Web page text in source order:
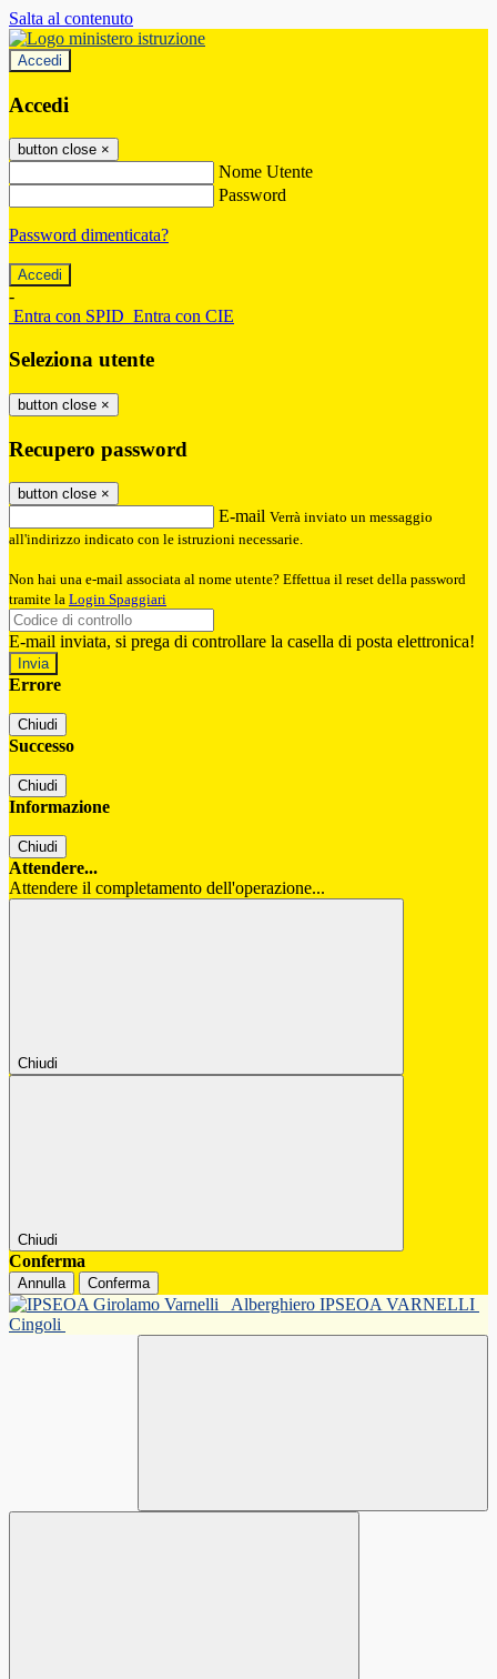
Salta al contenuto
Accedi
Accedi
button close ×
Nome Utente
Password
Password dimenticata?
-
Entra con SPID Entra con CIE
Seleziona utente
button close ×
Recupero password
button close ×
E-mail Verrà inviato un messaggio
all'indirizzo indicato con le istruzioni necessarie.
Non hai una e-mail associata al nome utente? Effettua il reset della password
tramite la Login Spaggiari
E-mail inviata, si prega di controllare la casella di posta elettronica!
Errore
Chiudi
Successo
Chiudi
Informazione
Chiudi
Attendere...
Attendere il completamento dell'operazione...
Chiudi
Chiudi
Conferma
Annulla Conferma
Alberghiero IPSEOA VARNELLI
Cingoli